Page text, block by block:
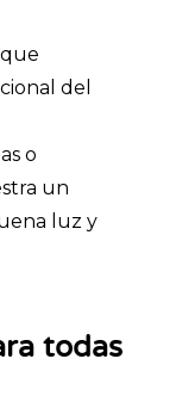
del
o
un
luz y
todas